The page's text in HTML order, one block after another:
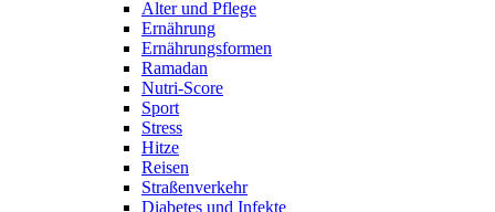
Alter und Pflege
Ernährung
Ernährungsformen
Ramadan
Nutri-Score
Sport
Stress
Hitze
Reisen
Straßenverkehr
Diabetes und Infekte